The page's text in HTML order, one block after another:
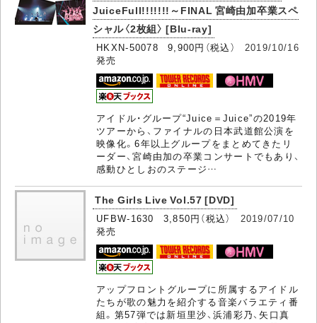
JuiceFull!!!!!!!～FINAL 宮崎由加卒業スペ
シャル〈2枚組〉 [Blu-ray]
HKXN-50078 9,900円（税込） 2019/10/16
発売
アイドル・グループ“Juice＝Juice”の2019年
ツアーから、ファイナルの日本武道館公演を
映像化。6年以上グループをまとめてきたリ
ーダー、宮崎由加の卒業コンサートでもあり、
感動ひとしおのステージ…
The Girls Live Vol.57 [DVD]
UFBW-1630 3,850円（税込） 2019/07/10
発売
アップフロントグループに所属するアイドル
たちが歌の魅力を紹介する音楽バラエティ番
組。第57弾では新垣里沙、浜浦彩乃、矢口真